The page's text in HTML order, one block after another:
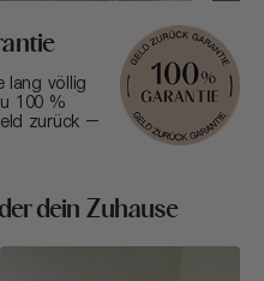
lang völlig
100 %
zurück –
dein Zuhause